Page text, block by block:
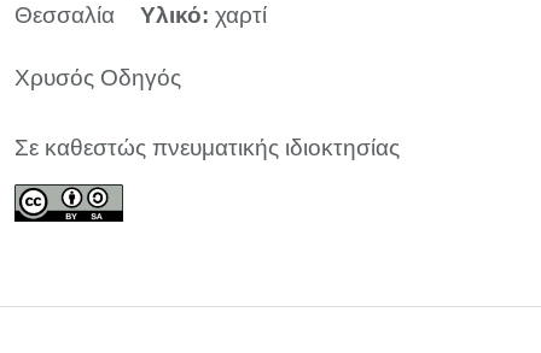
Θεσσαλία
Υλικό: χαρτί
Χρυσός Οδηγός
Σε καθεστώς πνευματικής ιδιοκτησίας